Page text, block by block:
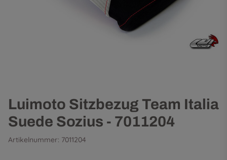
Luimoto Sitzbezug Team Italia
Suede Sozius - 7011204
Artikelnummer: 7011204